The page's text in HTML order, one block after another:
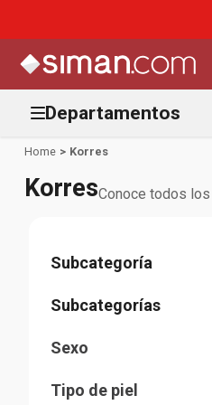
Departamentos
Korres
KorresConoce todos
Cuidado de piel
Fragancias
Serum
Sexo
Mujer
Tipo de piel